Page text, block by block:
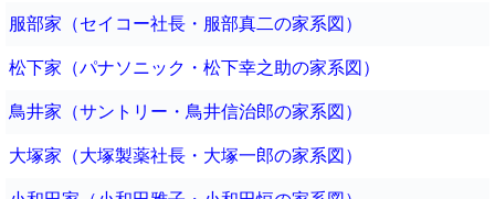
服部家（セイコー社長・服部真二の家系図）
松下家（パナソニック・松下幸之助の家系図）
鳥井家（サントリー・鳥井信治郎の家系図）
大塚家（大塚製薬社長・大塚一郎の家系図）